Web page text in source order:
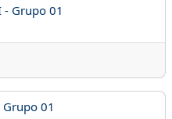
Grupo 01
01